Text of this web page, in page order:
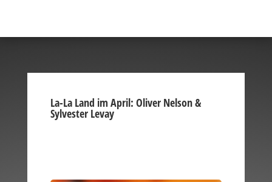
La-La Land im April: Oliver Nelson &
Sylvester Levay